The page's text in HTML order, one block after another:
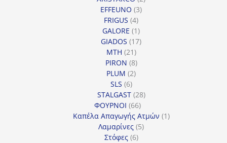
EFFEUNO 33
FRIGUS 44
προϊόντα
GALORE 11
προϊόν
GIADOS 1717
MTH 2121
προϊόντα
PIRON 88
προϊόντα
PLUM 22
SLS 66
προϊόντα
STALGAST 2828
ΦΟΥΡΝΟΙ 6666
προϊόντα
Καπέλα Απαγωγής Ατμών 11
Λαμαρίνες 55
Στόφες 66